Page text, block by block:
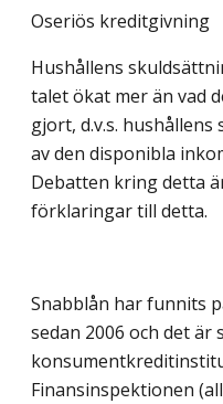
Oseriös kreditgivning
Hushållens
talet ökat mer än vad
gjort, d.v.s.
av den disponibla
Debatten kring detta
förklaringar till detta.
Snabblån har funnits
sedan 2006 och det är
Finansinspektionen